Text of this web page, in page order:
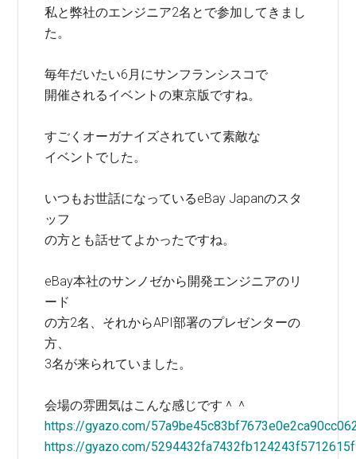
私と弊社のエンジニア2名とで参加してきまし
た。
毎年だいたい6月にサンフランシスコで
開催されるイベントの東京版ですね。
すごくオーガナイズされていて素敵な
イベントでした。
いつもお世話になっているeBay Japanのスタ
ッフ
の方とも話せてよかったですね。
eBay本社のサンノゼから開発エンジニアのリ
ード
の方2名、それからAPI部署のプレゼンターの
方、
3名が来られていました。
会場の雰囲気はこんな感じです＾＾
https://gyazo.com/
https://gyazo.com/